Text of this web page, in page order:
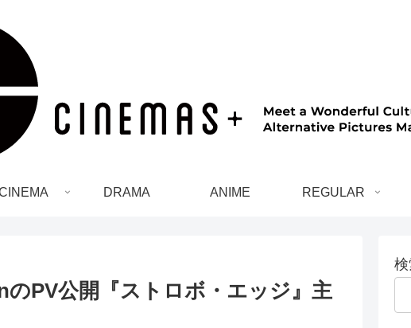
DRAMA ANIME REGULAR
PV公開『ストロボ・エッジ』主
検